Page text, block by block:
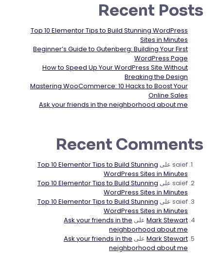
Recent Posts
Top 10 Elementor Tips to Build Stunning WordPress
Sites in Minutes
Beginner’s Guide to Gutenberg: Building Your First
WordPress Page
How to Speed Up Your WordPress Site Without
Breaking the Design
Mastering WooCommerce: 10 Hacks to Boost Your
Online Sales
Ask your friends in the neighborhood about me
Recent Comments
saief على Top 10 Elementor Tips to Build Stunning
WordPress Sites in Minutes
saief على Top 10 Elementor Tips to Build Stunning
WordPress Sites in Minutes
saief على Top 10 Elementor Tips to Build Stunning
WordPress Sites in Minutes
Mark Stewart على Ask your friends in the
neighborhood about me
Mark Stewart على Ask your friends in the
neighborhood about me